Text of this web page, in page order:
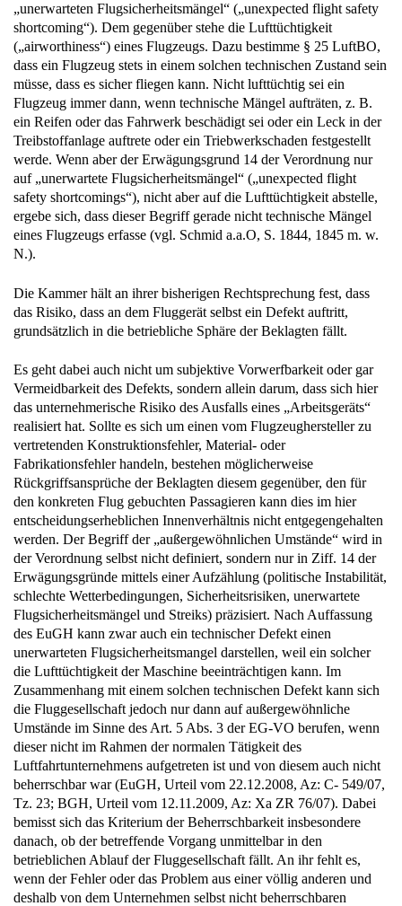
„unerwarteten Flugsicherheitsmängel“ („unexpected flight safety
shortcoming“). Dem gegenüber stehe die Lufttüchtigkeit
(„airworthiness“) eines Flugzeugs. Dazu bestimme § 25 LuftBO,
dass ein Flugzeug stets in einem solchen technischen Zustand sein
müsse, dass es sicher fliegen kann. Nicht lufttüchtig sei ein
Flugzeug immer dann, wenn technische Mängel aufträten, z. B.
ein Reifen oder das Fahrwerk beschädigt sei oder ein Leck in der
Treibstoffanlage auftrete oder ein Triebwerkschaden festgestellt
werde. Wenn aber der Erwägungsgrund 14 der Verordnung nur
auf „unerwartete Flugsicherheitsmängel“ („unexpected flight
safety shortcomings“), nicht aber auf die Lufttüchtigkeit abstelle,
ergebe sich, dass dieser Begriff gerade nicht technische Mängel
eines Flugzeugs erfasse (vgl. Schmid a.a.O, S. 1844, 1845 m. w.
N.).
Die Kammer hält an ihrer bisherigen Rechtsprechung fest, dass
das Risiko, dass an dem Fluggerät selbst ein Defekt auftritt,
grundsätzlich in die betriebliche Sphäre der Beklagten fällt.
Es geht dabei auch nicht um subjektive Vorwerfbarkeit oder gar
Vermeidbarkeit des Defekts, sondern allein darum, dass sich hier
das unternehmerische Risiko des Ausfalls eines „Arbeitsgeräts“
realisiert hat. Sollte es sich um einen vom Flugzeughersteller zu
vertretenden Konstruktionsfehler, Material- oder
Fabrikationsfehler handeln, bestehen möglicherweise
Rückgriffsansprüche der Beklagten diesem gegenüber, den für
den konkreten Flug gebuchten Passagieren kann dies im hier
entscheidungserheblichen Innenverhältnis nicht entgegengehalten
werden. Der Begriff der „außergewöhnlichen Umstände“ wird in
der Verordnung selbst nicht definiert, sondern nur in Ziff. 14 der
Erwägungsgründe mittels einer Aufzählung (politische Instabilität,
schlechte Wetterbedingungen, Sicherheitsrisiken, unerwartete
Flugsicherheitsmängel und Streiks) präzisiert. Nach Auffassung
des EuGH kann zwar auch ein technischer Defekt einen
unerwarteten Flugsicherheitsmangel darstellen, weil ein solcher
die Lufttüchtigkeit der Maschine beeinträchtigen kann. Im
Zusammenhang mit einem solchen technischen Defekt kann sich
die Fluggesellschaft jedoch nur dann auf außergewöhnliche
Umstände im Sinne des Art. 5 Abs. 3 der EG-VO berufen, wenn
dieser nicht im Rahmen der normalen Tätigkeit des
Luftfahrtunternehmens aufgetreten ist und von diesem auch nicht
beherrschbar war (EuGH, Urteil vom 22.12.2008, Az: C- 549/07,
Tz. 23; BGH, Urteil vom 12.11.2009, Az: Xa ZR 76/07). Dabei
bemisst sich das Kriterium der Beherrschbarkeit insbesondere
danach, ob der betreffende Vorgang unmittelbar in den
betrieblichen Ablauf der Fluggesellschaft fällt. An ihr fehlt es,
wenn der Fehler oder das Problem aus einer völlig anderen und
deshalb von dem Unternehmen selbst nicht beherrschbaren